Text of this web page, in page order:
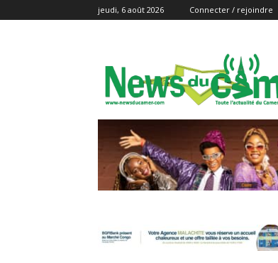
jeudi, 6 août 2026 Connecter / rejoindre